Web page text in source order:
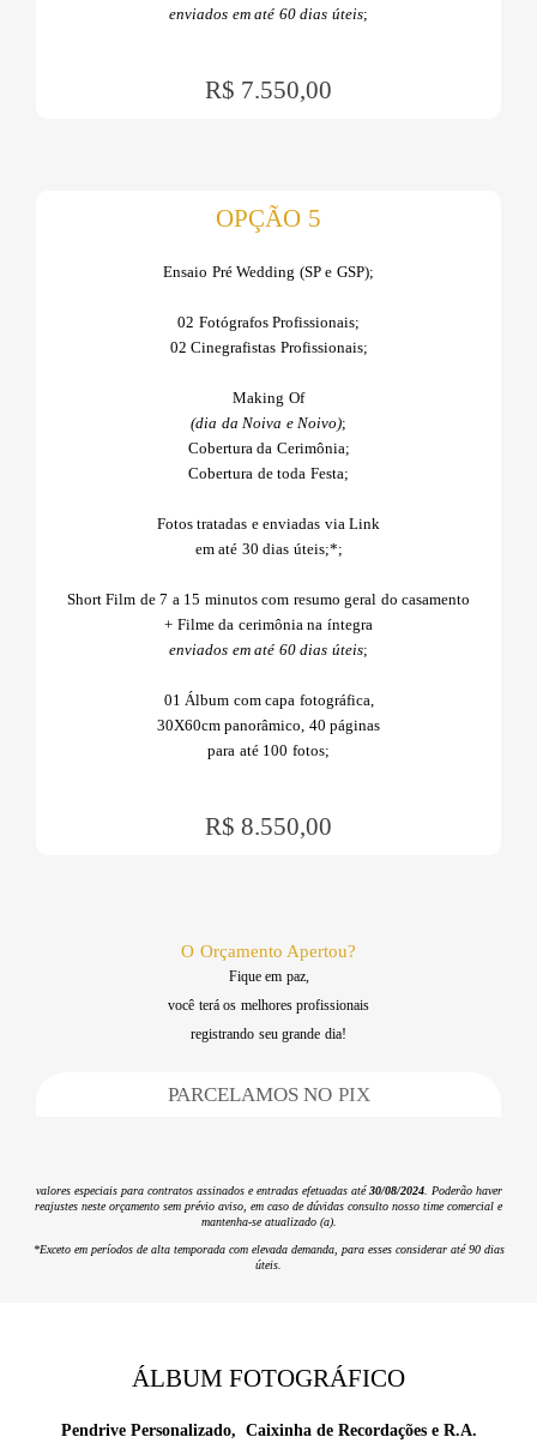
enviados em até 60 dias úteis;
R$ 7.550,00
OPÇÃO 5
Ensaio Pré Wedding (SP e GSP);
02 Fotógrafos Profissionais;
02 Cinegrafistas Profissionais;
Making Of
(dia da Noiva e Noivo);
Cobertura da Cerimônia;
Cobertura de toda Festa;
Fotos tratadas e enviadas via Link
em até 30 dias úteis;*;
Short Film de 7 a 15 minutos com resumo geral do casamento
+ Filme da cerimônia na íntegra
enviados em até 60 dias úteis;
01 Álbum com capa fotográfica,
30X60cm panorâmico, 40 páginas
para até 100 fotos;
R$ 8.550,00
O Orçamento Apertou?
Fique em paz,
você terá os melhores profissionais
registrando seu grande dia!
PARCELAMOS NO PIX
valores especiais para contratos assinados e entradas efetuadas até30/08/2024. Poderão haver
reajustes neste orçamento sem prévio aviso, em caso de dúvidas consulto nosso time comercial e
mantenha-se atualizado (a).
*Exceto em períodos de alta temporada com elevada demanda, para esses considerar até 90 dias
úteis.
ÁLBUM FOTOGRÁFICO
Pendrive Personalizado, Caixinha de Recordações e R.A.